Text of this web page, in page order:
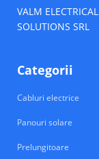
VALM ELECTRICAL
SOLUTIONS SRL
Categorii
Cabluri electrice
Panouri solare
Prelungitoare